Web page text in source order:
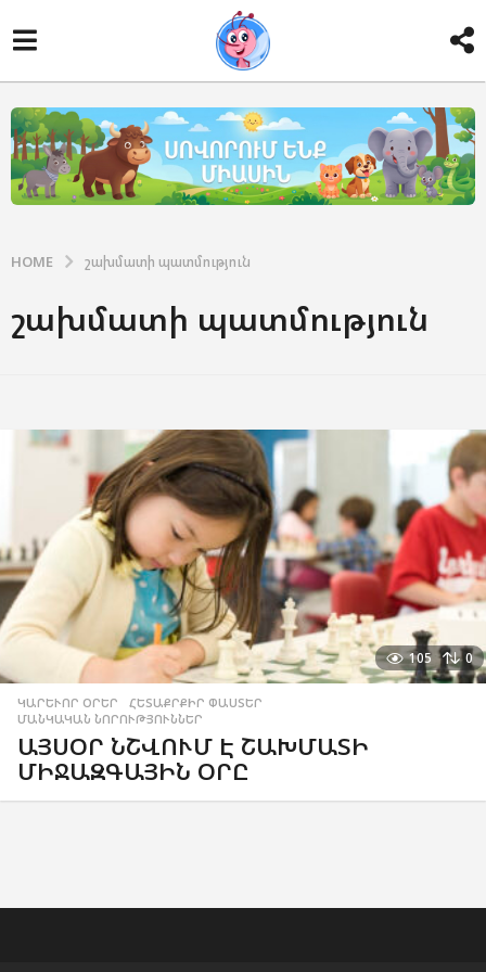
HOME շախմատի պատմություն
շախմատի պատմություն
105 0
ԿԱՐԵՒՈՐ ՕՐԵՐ ,ՀԵՏԱՔՐՔԻՐ ՓԱՍՏԵՐ
ՄԱՆԿԱԿԱՆ ՆՈՐՈՒԹՅՈՒՆՆԵՐ
ԱՅՍՕՐ ՆՇՎՈՒՄ Է ՇԱԽՄԱՏԻ
ՄԻՋԱԶԳԱՅԻՆ ՕՐԸ